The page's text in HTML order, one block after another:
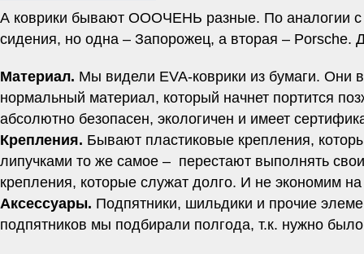
А коврики бывают ОООЧЕНЬ разные. По аналогии с
сидения, но одна – Запорожец, а вторая – Porsche.
Материал. Мы видели EVA-коврики из бумаги. Они
нормальный материал, который начнет портится
абсолютно безопасен, экологичен и имеет
Крепления. Бывают пластиковые крепления,
липучками то же самое – перестают выполнять
крепления, которые служат долго. И не экономим на
Аксессуары. Подпятники, шильдики и прочие
подпятников мы подбирали полгода, т.к. нужно